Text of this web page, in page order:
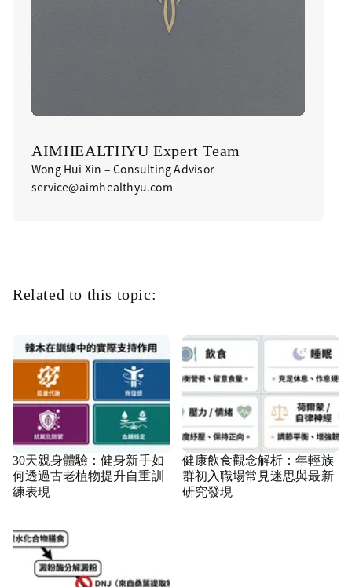
AIMHEALTHYU Expert Team
Wong Hui Xin – Consulting Advisor
service@aimhealthyu.com
Related to this topic:
30天親身體驗：健身新手如
何透過古老植物提升自重訓
練表現
健康飲食觀念解析：年輕族
群初入職場常見迷思與最新
研究發現